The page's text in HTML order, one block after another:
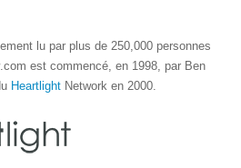
lu par plus de 250,000 personnes
est commencé, en 1998, par Ben
Heartlight Network en 2000.